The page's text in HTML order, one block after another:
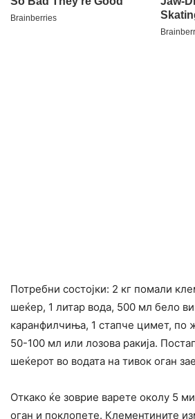
Потребни состојки: 2 кг помали
шеќер, 1 литар вода, 500 мл бело
каранфилчиња, 1 стапче цимет, по
50-100 мл или лозова ракија.
шеќерот во водата на тивок оган
Откако ќе зоврие варете околу 5
оган и поклопете. Клементините